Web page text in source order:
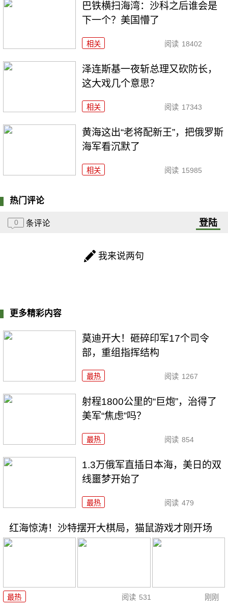
巴铁横扫海湾：沙科之后谁会是
下一个？美国懵了
相关 阅读 18402
泽连斯基一夜斩总理又砍防长，
这大戏几个意思？
相关 阅读 17343
黄海这出“老将配新王”，把俄罗斯
海军看沉默了
相关 阅读 15985
热门评论
0 条评论 登陆
我来说两句
更多精彩内容
莫迪开大！砸碎印军17个司令
部，重组指挥结构
最热 阅读 1267
射程1800公里的“巨炮”，治得了
美军“焦虑”吗？
最热 阅读 854
1.3万俄军直插日本海，美日的双
线噩梦开始了
最热 阅读 479
红海惊涛！沙特摆开大棋局，猫鼠游戏才刚开场
最热 阅读 531 刚刚